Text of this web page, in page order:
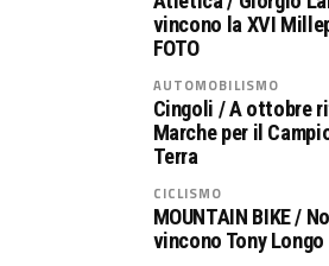
vincono la XVI
FOTO
AUTOMOBILISMO
Cingoli / A ottobre
Marche per il
Terra
CICLISMO
MOUNTAIN BIKE /
vincono Tony